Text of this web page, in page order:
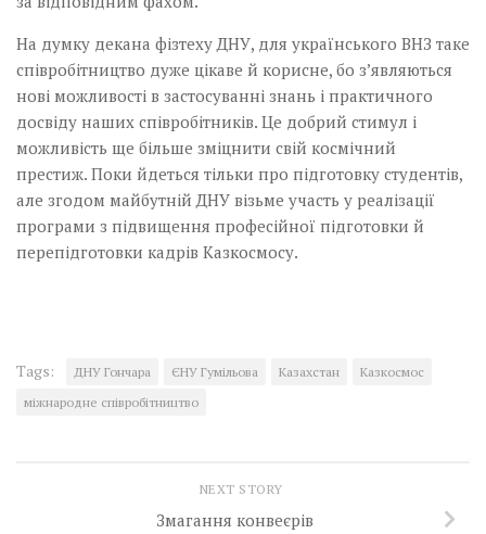
На думку декана фізтеху ДНУ, для українського ВНЗ таке
співробітництво дуже цікаве й корисне, бо з’являються
нові можливості в застосуванні знань і практичного
досвіду наших співробітників. Це добрий стимул і
можливість ще більше зміцнити свій космічний
престиж. Поки йдеться тільки про підготовку студентів,
але згодом майбутній ДНУ візьме участь у реалізації
програми з підвищення професійної підготовки й
перепідготовки кадрів Казкосмосу.
Tags: ДНУ Гончара ЄНУ Гумільова Казахстан
Казкосмос
міжнародне співробітництво
NEXT STORY
Змагання конвеєрів